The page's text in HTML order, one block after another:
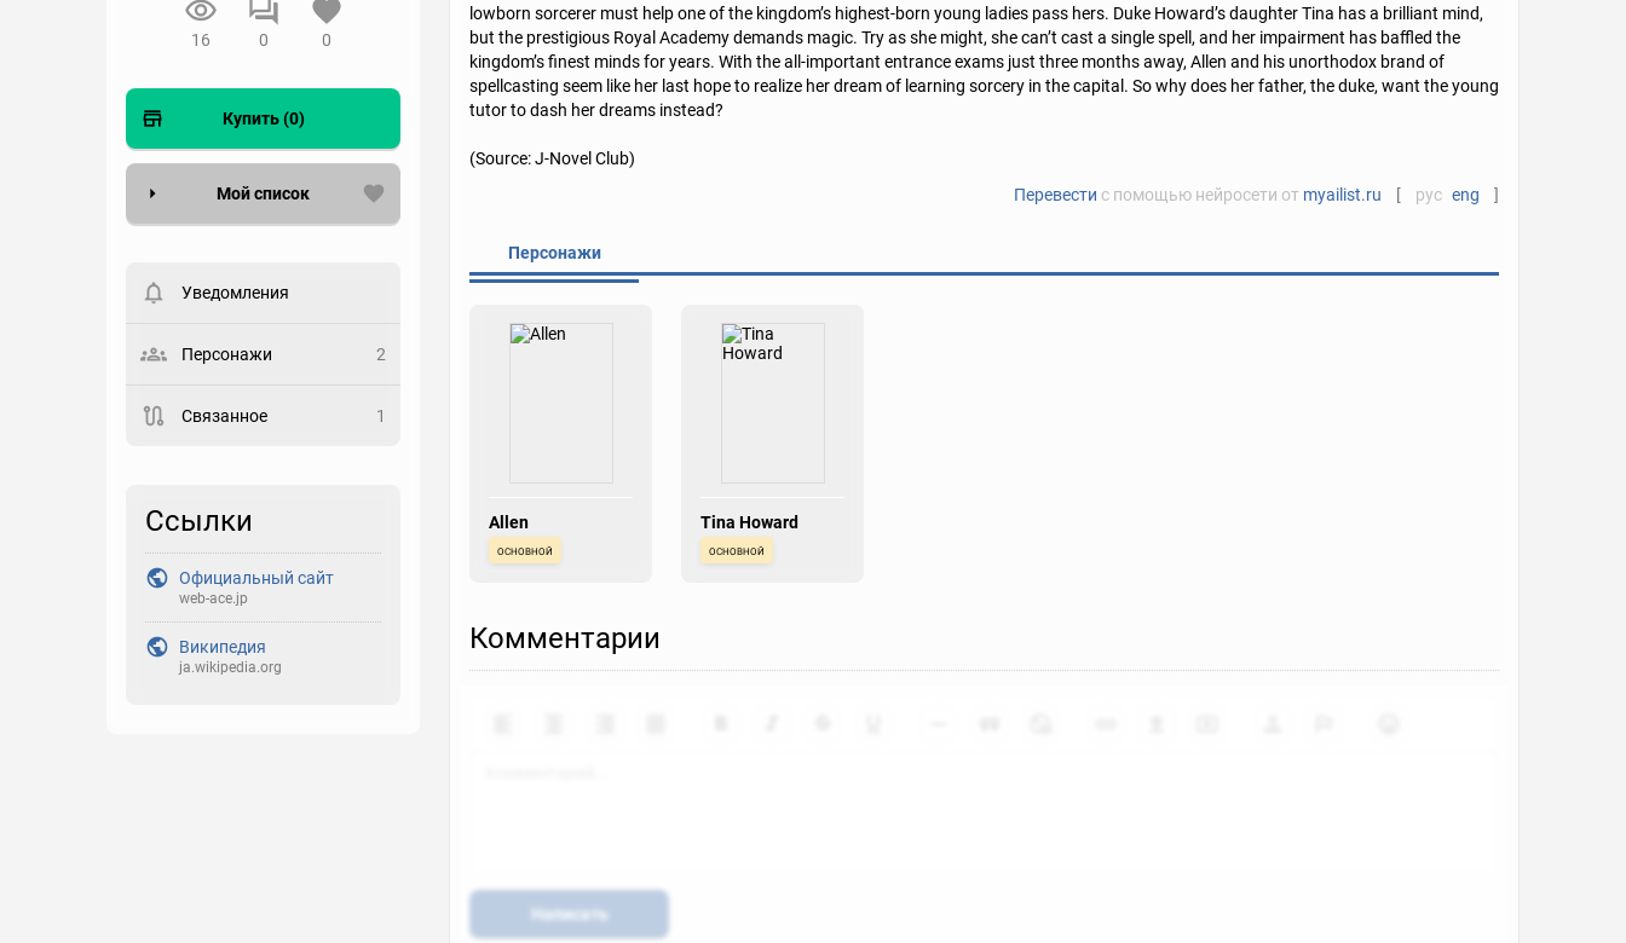
16 0 0
Купить (0)
Мой список
пользователи. Хотите
Статус
Закладка
Рейтинг
Реакция
Выберите реакцию
Уведомления
Персонажи 2
Связанное 1
Ссылки
Официальный сайт
web-ace.jp
Википедия
ja.wikipedia.org
lowborn sorcerer must help one of the kingdom’s highest-born young ladies pass hers. Duke Howard’s daughter Tina has a brilliant mind,
but the prestigious Royal Academy demands magic. Try as she might, she can’t cast a single spell, and her impairment has baffled the
kingdom’s finest minds for years. With the all-important entrance exams just three months away, Allen and his unorthodox brand of
spellcasting seem like her last hope to realize her dream of learning sorcery in the capital. So why does her father, the duke, want the young
tutor to dash her dreams instead?
(Source: J-Novel Club)
Перевести с помощью нейросети от myailist.ru [ рус eng ]
Персонажи
Allen
основной
Tina Howard
основной
Комментарии
Написать